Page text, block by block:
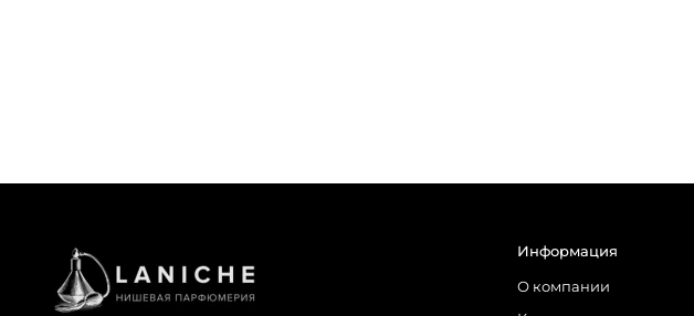
Информация
О компании